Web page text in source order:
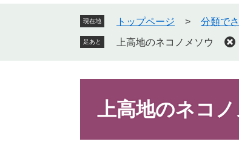
現在地 トップページ > 分類で
足あと 上高地のネコノメソウ
上高地のネコ